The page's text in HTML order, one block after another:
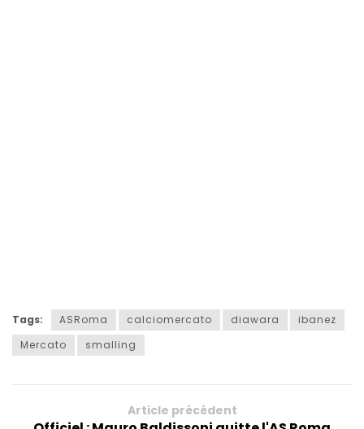
Tags: ASRoma calciomercato diawara
ibanez
Mercato
smalling
Article précédent